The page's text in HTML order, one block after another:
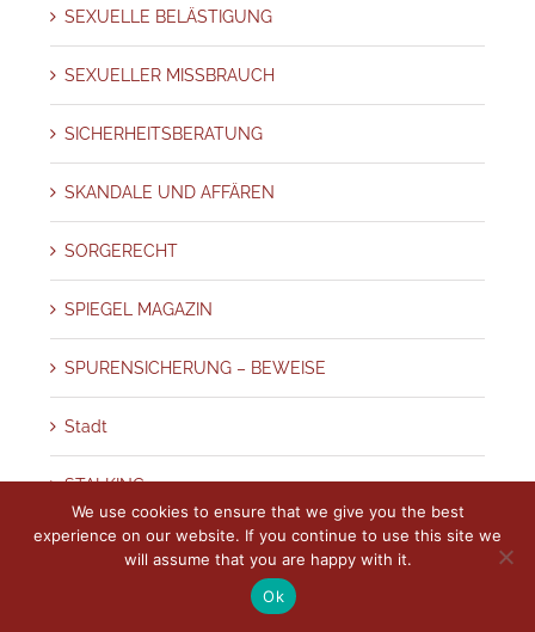
SEXUELLE BELÄSTIGUNG
SEXUELLER MISSBRAUCH
SICHERHEITSBERATUNG
SKANDALE UND AFFÄREN
SORGERECHT
SPIEGEL MAGAZIN
SPURENSICHERUNG – BEWEISE
Stadt
STALKING
Terror
We use cookies to ensure that we give you the best
experience on our website. If you continue to use this site we
will assume that you are happy with it.
Ok